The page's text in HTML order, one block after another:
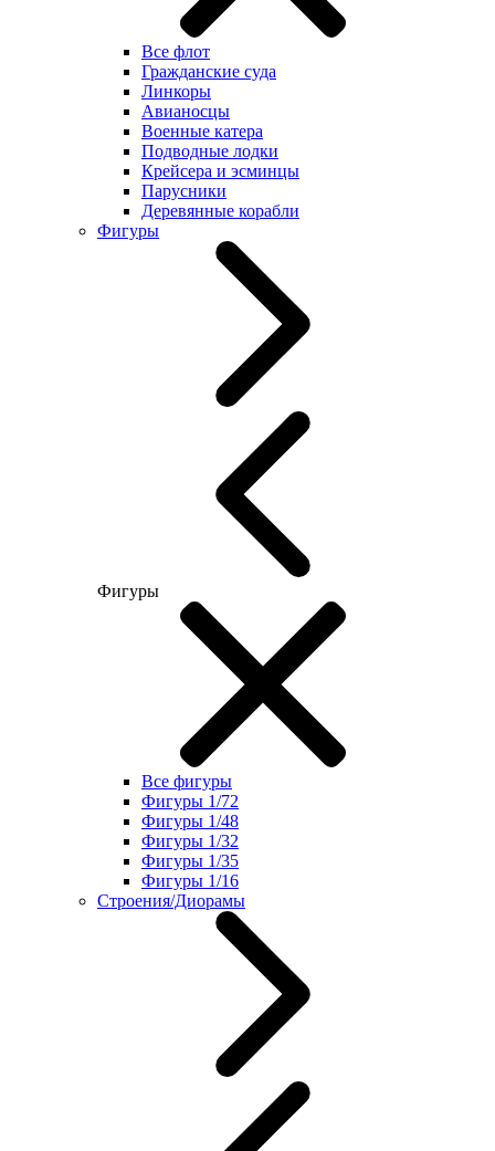
Все флот
Гражданские суда
Линкоры
Авианосцы
Военные катера
Подводные лодки
Крейсера и эсминцы
Парусники
Деревянные корабли
Фигуры
Фигуры
Все фигуры
Фигуры 1/72
Фигуры 1/48
Фигуры 1/32
Фигуры 1/35
Фигуры 1/16
Строения/Диорамы